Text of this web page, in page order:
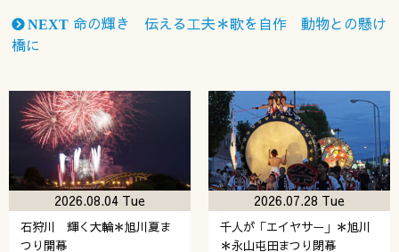
NEXT 命の輝き 伝える工夫＊歌を自作 動物との懸け
橋に
石狩川 輝く大輪＊旭川夏ま
つり開幕
2026.08.04 Tue
千人が「エイヤサー」＊旭川
＊永山屯田まつり閉幕
2026.07.28 Tue